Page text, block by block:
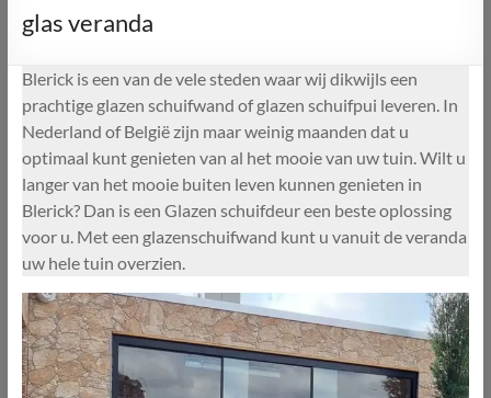
glas veranda
Blerick is een van de vele steden waar wij dikwijls een
prachtige glazen schuifwand of glazen schuifpui leveren. In
Nederland of België zijn maar weinig maanden dat u
optimaal kunt genieten van al het mooie van uw tuin. Wilt u
langer van het mooie buiten leven kunnen genieten in
Blerick? Dan is een Glazen schuifdeur een beste oplossing
voor u. Met een glazenschuifwand kunt u vanuit de veranda
uw hele tuin overzien.